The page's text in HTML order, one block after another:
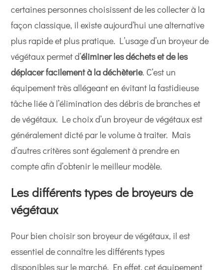
certaines personnes choisissent de les collecter à la
façon classique, il existe aujourd’hui une alternative
plus rapide et plus pratique. L’usage d’un broyeur de
végétaux permet d’éliminer les déchets et de les
déplacer facilement à la déchèterie. C’est un
équipement très allégeant en évitant la fastidieuse
tâche liée à l’élimination des débris de branches et
de végétaux. Le choix d’un broyeur de végétaux est
généralement dicté par le volume à traiter. Mais
d’autres critères sont également à prendre en
compte afin d’obtenir le meilleur modèle.
Les différents types de broyeurs de
végétaux
Pour bien choisir son broyeur de végétaux, il est
essentiel de connaître les différents types
disponibles sur le marché. En effet, cet équipement